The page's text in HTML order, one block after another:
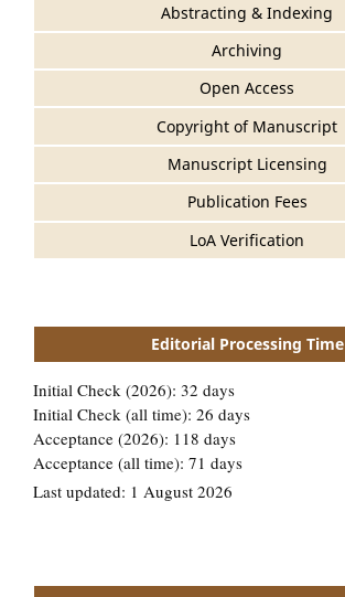
Abstracting & Indexing
Archiving
Open Access
Copyright of Manuscript
Manuscript Licensing
Publication Fees
LoA Verification
Editorial Processing Time